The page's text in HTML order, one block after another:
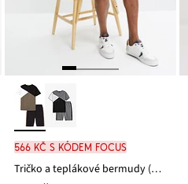
566 Kč s kódem FOCUS
Tričko a teplákové bermudy (2dílná souprava)